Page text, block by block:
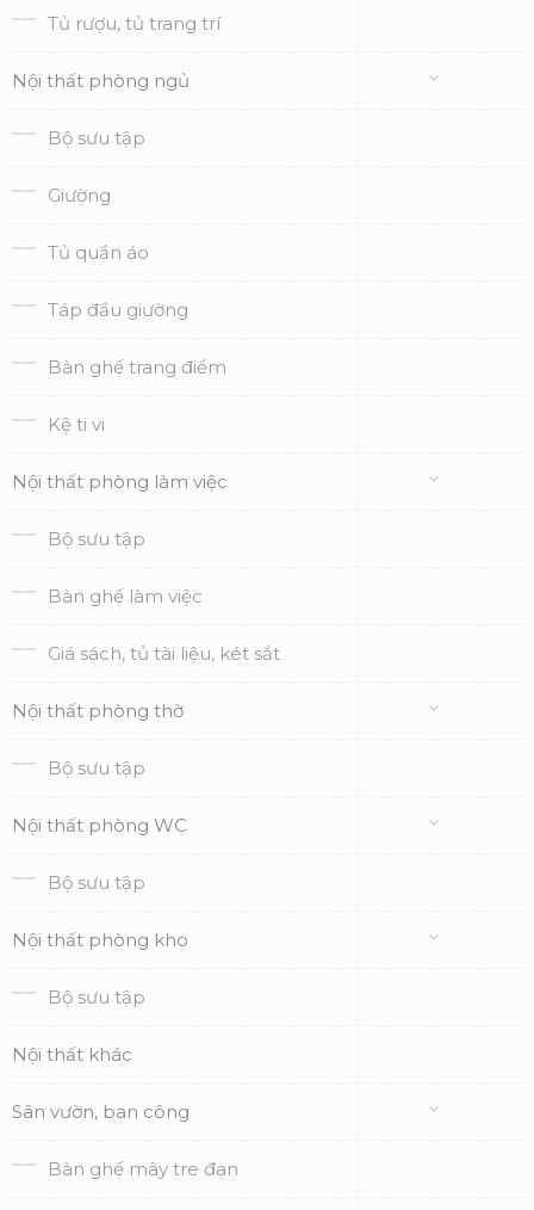
Tủ rượu, tủ trang trí
Nội thất phòng ngủ
Bộ sưu tập
Giường
Tủ quần áo
Táp đầu giường
Bàn ghế trang điểm
Kệ ti vi
Nội thất phòng làm việc
Bộ sưu tập
Bàn ghế làm việc
Giá sách, tủ tài liệu, két sắt
Nội thất phòng thờ
Bộ sưu tập
Nội thất phòng WC
Bộ sưu tập
Nội thất phòng kho
Bộ sưu tập
Nội thất khác
Sân vườn, ban công
Bàn ghế mây tre đan